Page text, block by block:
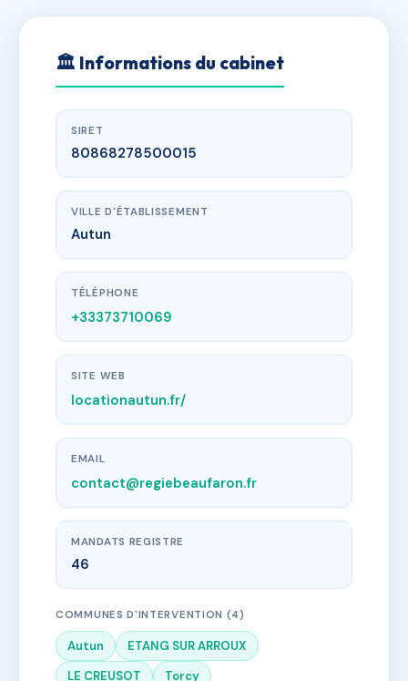
🏛 Informations du cabinet
SIRET
80868278500015
VILLE D'ÉTABLISSEMENT
Autun
TÉLÉPHONE
+33373710069
SITE WEB
locationautun.fr/
EMAIL
contact@regiebeaufaron.fr
MANDATS REGISTRE
46
COMMUNES D'INTERVENTION (4)
Autun
ETANG SUR ARROUX
LE CREUSOT
Torcy